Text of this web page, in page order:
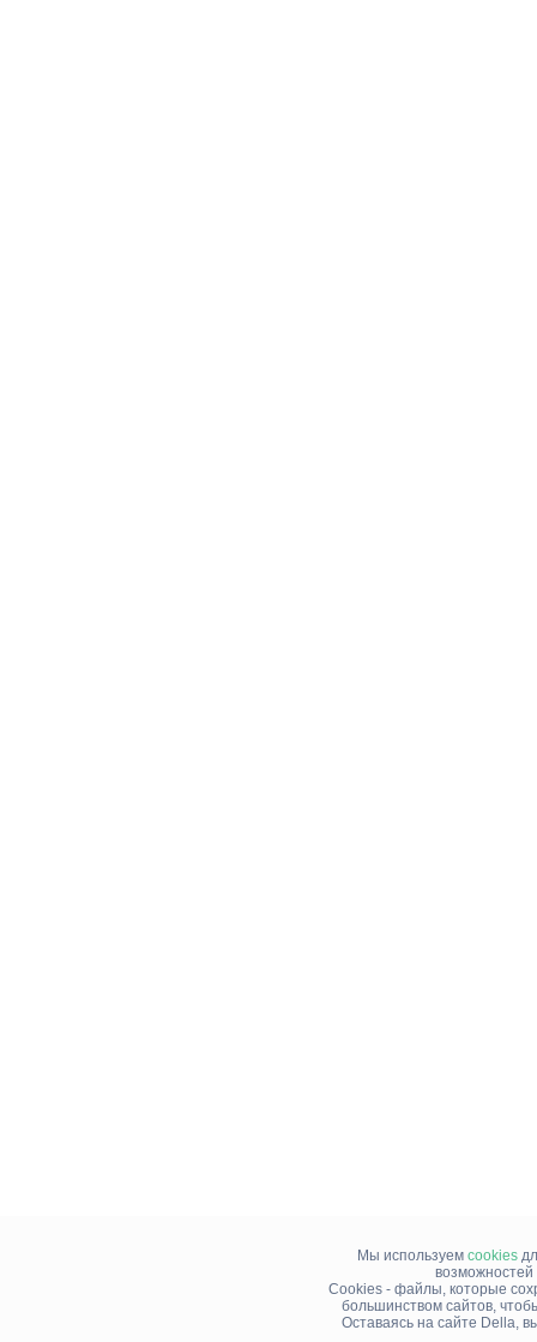
Мы используем cookies
Cookies - файлы, которые
большинством сайтов,
Оставаясь на сайте Della,